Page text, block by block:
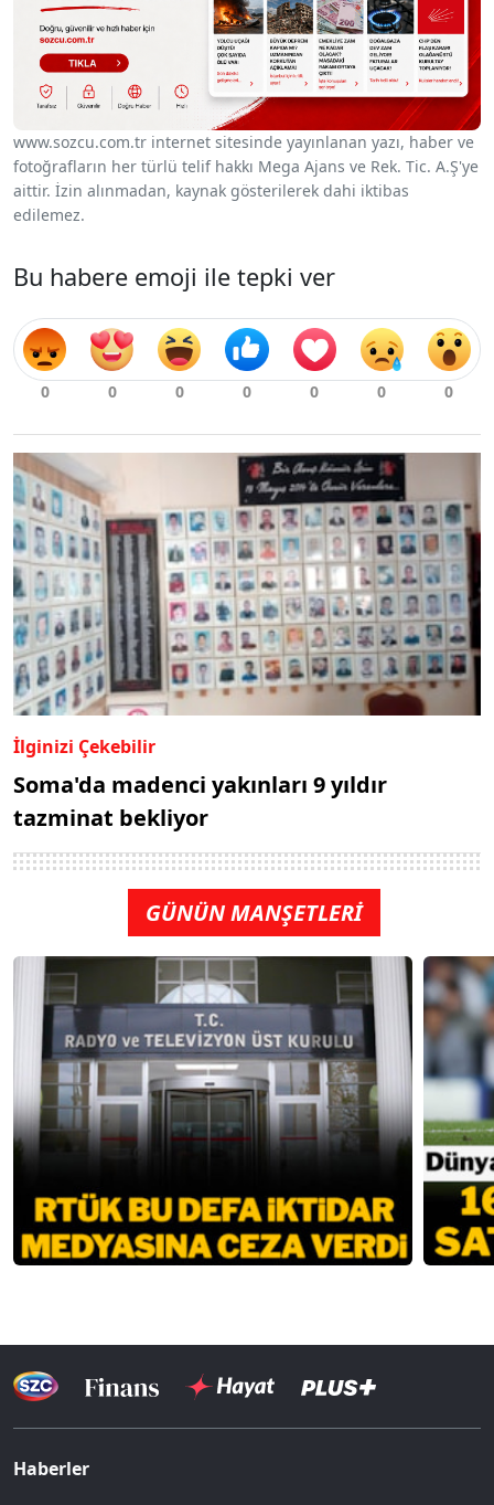
www.sozcu.com.tr internet sitesinde yayınlanan yazı, haber ve
fotoğrafların her türlü telif hakkı Mega Ajans ve Rek. Tic. A.Ş'ye
aittir. İzin alınmadan, kaynak gösterilerek dahi iktibas
edilemez.
Bu habere emoji ile tepki ver
İlginizi Çekebilir
Soma'da madenci yakınları 9 yıldır
tazminat bekliyor
GÜNÜN MANŞETLERİ
Haberler